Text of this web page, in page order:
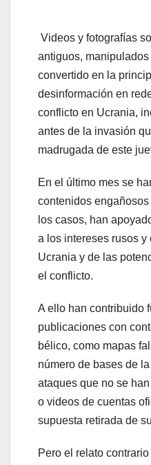
Videos y fotografías
antiguos,
convertido en la
desinformación en
conflicto en Ucrania,
antes de la invasión
madrugada de este
En el último mes se
contenidos
los casos, han
a los intereses rusos
Ucrania y de las
el conflicto.
A ello han contribuido
publicaciones con
bélico, como mapas
número de bases de
ataques que no se
o videos de cuentas
supuesta retirada de
Pero el relato